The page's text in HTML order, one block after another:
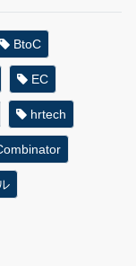
BtoC
EC
hrtech